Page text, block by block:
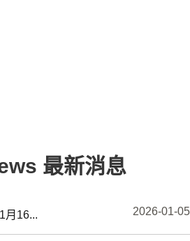
最新消息
釋出...
月16... 2026-01-05